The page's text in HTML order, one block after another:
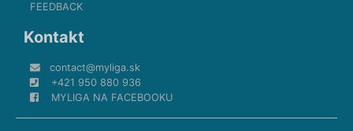
FEEDBACK
Kontakt
contact@myliga.sk
+421 950 880 936
MYLIGA NA FACEBOOKU